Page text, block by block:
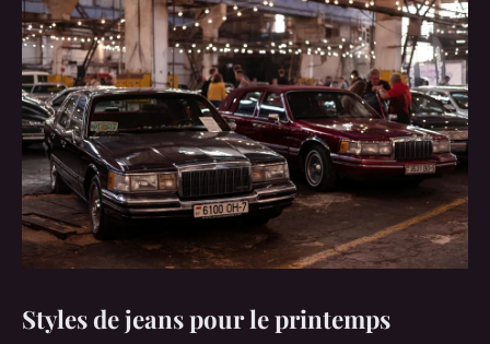
Styles de jeans pour le printemps